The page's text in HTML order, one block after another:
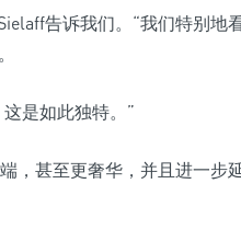
告诉我们。“我们特别地
是如此独特。”
，甚至更奢华，并且进一步